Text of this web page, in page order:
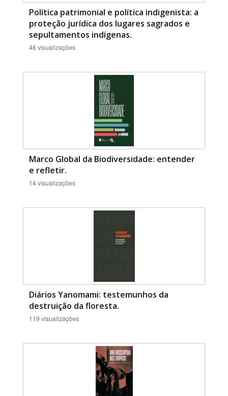
Política patrimonial e política indigenista: a
proteção jurídica dos lugares sagrados e
sepultamentos indígenas.
46 visualizações
Marco Global da Biodiversidade: entender
e refletir.
14 visualizações
Diários Yanomami: testemunhos da
destruição da floresta.
119 visualizações